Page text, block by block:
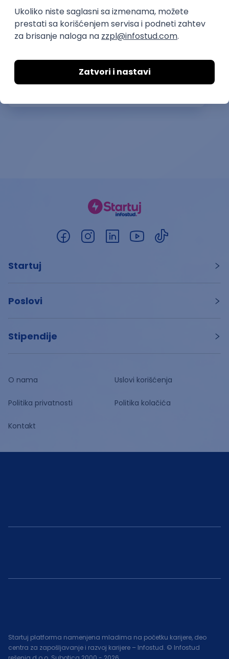
Slična dešavanja
ATLANTIS ▪︎ Manja Ristić i Aleksandar
kultura i umetnost
Startuj
Poslovi
Stipendije
O nama Uslovi korišćenja
Politika privatnosti Politika kolačića
Kontakt
Startuj platforma namenjena mladima na početku karijere, deo
centra za zapošljavanje i razvoj karijere – Infostud. © Infostud